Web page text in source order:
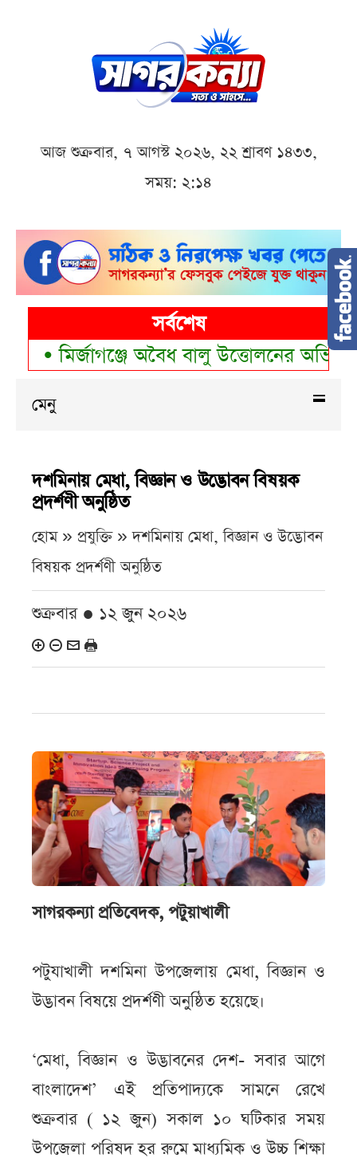
আজ শুক্রবার, ৭ আগস্ট ২০২৬, ২২ শ্রাবণ ১৪৩৩,
সময়: ২:১৪
সর্বশেষ
মির্জাগঞ্জে অবৈধ বালু উত্তোলনের
মেনু
দশমিনায় মেধা, বিজ্ঞান ও উদ্ভোবন বিষয়ক
প্রদর্শণী অনুষ্ঠিত
হোম » প্রযুক্তি »দশমিনায় মেধা, বিজ্ঞান ও উদ্ভোবন
বিষয়ক প্রদর্শণী অনুষ্ঠিত
শুক্রবার ● ১২ জুন ২০২৬
সাগরকন্যা প্রতিবেদক, পটুয়াখালী
পটুযাখালী দশমিনা উপজেলায় মেধা, বিজ্ঞান ও
উদ্ভাবন বিষয়ে প্রদর্শণী অনুষ্ঠিত হয়েছে।
‘মেধা, বিজ্ঞান ও উদ্ভাবনের দেশ- সবার আগে
বাংলাদেশ’ এই প্রতিপাদ্যকে সামনে রেখে
শুক্রবার ( ১২ জুন) সকাল ১০ ঘটিকার সময়
উপজেলা পরিষদ হর রুমে মাধ্যমিক ও উচ্চ শিক্ষা